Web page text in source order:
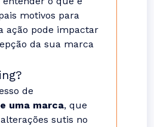
motivos para
ação pode impactar
da sua marca
de
uma marca, que
sutis no